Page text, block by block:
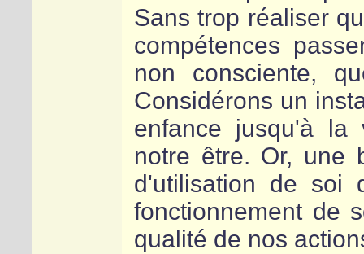
Sans trop réaliser
compétences
non consciente,
Considérons un
enfance jusqu'à la
notre être. Or, une
d'utilisation de soi
fonctionnement de
qualité de nos